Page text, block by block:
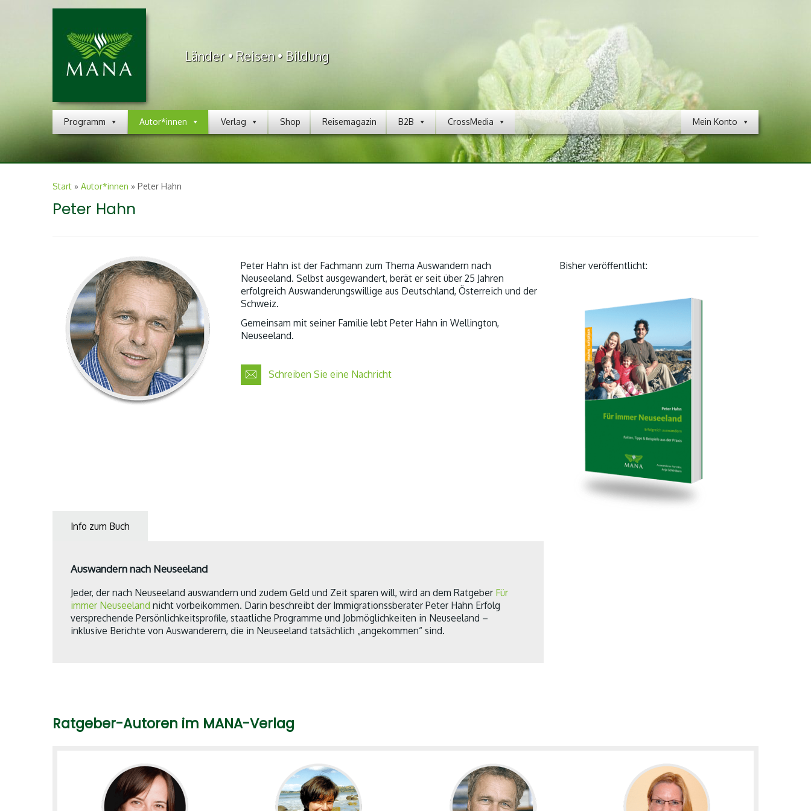
Länder • Reisen • Bildung
Programm Autor*innen Verlag Shop Reisemagazin B2B Mein Konto
CrossMedia
Start » Autor*innen » Peter Hahn
Peter Hahn
Peter Hahn ist der Fachmann zum Thema Auswandern nach
Neuseeland. Selbst ausgewandert, berät er seit über 25 Jahren
erfolgreich Auswanderungswillige aus Deutschland, Österreich und der
Schweiz.
Gemeinsam mit seiner Familie lebt Peter Hahn in Wellington,
Neuseeland.
Schreiben Sie eine Nachricht
Bisher veröffentlicht:
Info zum Buch
Auswandern nach Neuseeland
Jeder, der nach Neuseeland auswandern und zudem Geld und Zeit sparen will, wird an dem Ratgeber Für
immer Neuseeland nicht vorbeikommen. Darin beschreibt der Immigrationssberater Peter Hahn Erfolg
versprechende Persönlichkeitsprofile, staatliche Programme und Jobmöglichkeiten in Neuseeland –
inklusive Berichte von Auswanderern, die in Neuseeland tatsächlich „angekommen“ sind.
Ratgeber-Autoren im MANA-Verlag